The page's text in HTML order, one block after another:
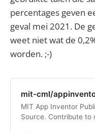
percentages geven
geval mei 2021. De
weet niet wat de
worden. ;-)
mit-cml/
MIT App Inventor
Source. Contribute to